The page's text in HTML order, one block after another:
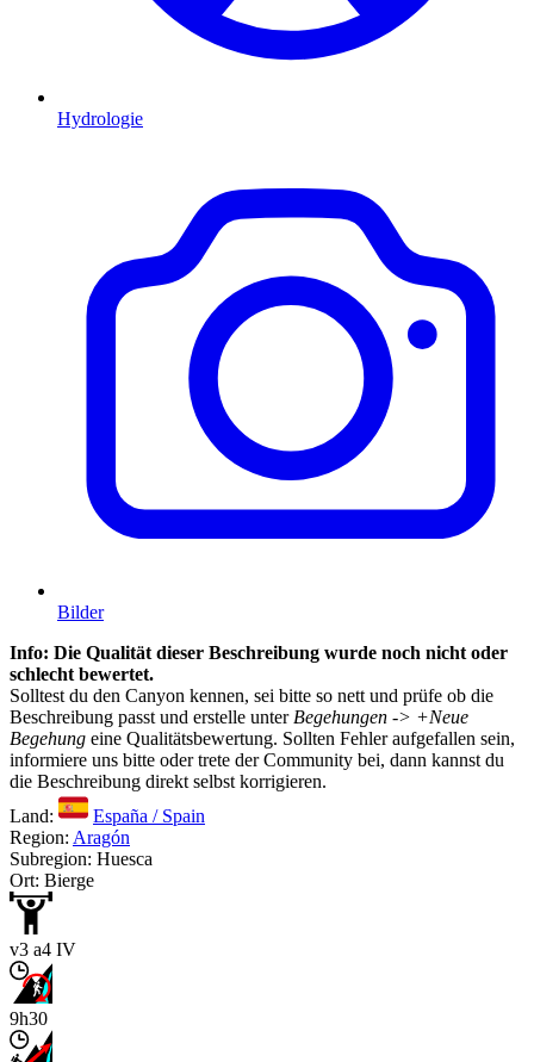
Hydrologie
Bilder
Info: Die Qualität dieser Beschreibung wurde noch nicht oder
schlecht bewertet.
Solltest du den Canyon kennen, sei bitte so nett und prüfe ob die
Beschreibung passt und erstelle unter Begehungen -> +Neue
Begehung eine Qualitätsbewertung. Sollten Fehler aufgefallen sein,
informiere uns bitte oder trete der Community bei, dann kannst du
die Beschreibung direkt selbst korrigieren.
Land:
España / Spain
Region: Aragón
Subregion: Huesca
Ort: Bierge
v3 a4 IV
9h30